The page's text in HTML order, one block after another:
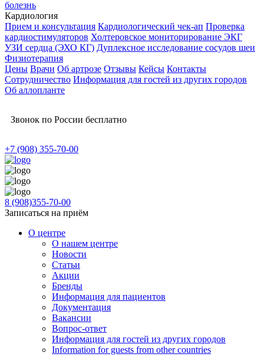
болезнь
Кардиология
Прием и консультация Кардиологический чек-ап Проверка
кардиостимуляторов Холтеровское мониторирование ЭКГ
УЗИ сердца (ЭХО КГ) Дуплексное исследование сосудов шеи
Физиотерапия
Цены Врачи Об артрозе Отзывы Кейсы Контакты
Сотрудничество Информация для гостей из других городов
Об аллопланте
Звонок по России бесплатно
+7 (908) 355-70-00
8 (908)355-70-00
Записаться на приём
О центре
О нашем центре
Новости
Статьи
Акции
Бренды
Информация для пациентов
Документация
Вакансии
Вопрос-ответ
Информация для гостей из других городов
Information for guests from other countries